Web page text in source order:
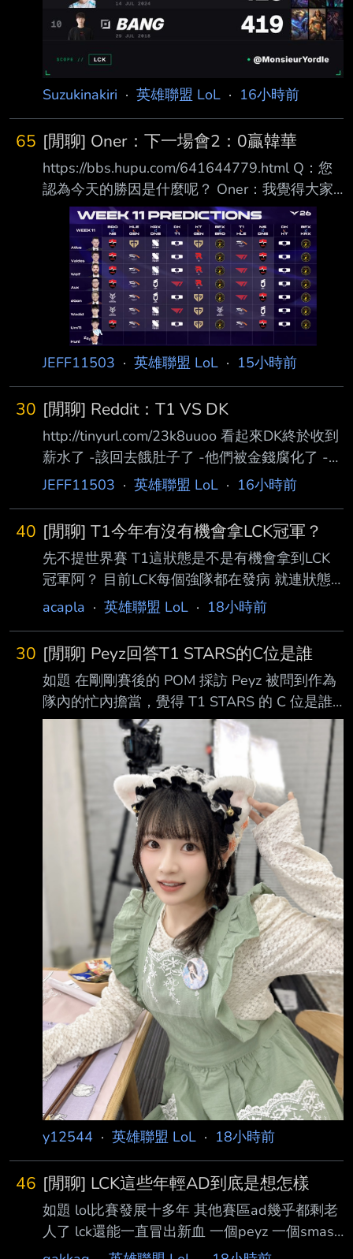
Suzukinakiri · 英雄聯盟 LoL · 16小時前
65 [閒聊] Oner：下一場會2：0贏韓華
https://bbs.hupu.com/641644779.html Q：您
認為今天的勝因是什麼呢？ Oner：我覺得大家
打得都很好，特別是下路非常主動、表現得太出
色了， 下路組打得很好。 Q：在第二局的BP
中，很多人應該都沒料到T1的最後一手會選出豬
女， 請問這個選擇是基於怎樣的判斷呢？
Oner：畢竟從我們陣容來看，感覺需要一個坦克
英雄，雖然最近在當前版本中 不算特別契合的
英雄，但無論在什麼版本中它都是可以出場的英
雄， 我一直都是這麼認為的，今天覺得機會很
JEFF11503 · 英雄聯盟 LoL · 15小時前
30 [閒聊] Reddit：T1 VS DK
http://tinyurl.com/23k8uuoo 看起來DK終於收到
薪水了 -該回去餓肚子了 -他們被金錢腐化了 -
Showmaker看起來變胖了，我就知道有問題 -是
個系列賽打太好了，感覺DK兩場都沒有任何機
會，他們今天到底怎麼了？ 對DK可以紀律性這
麼好？ --大概是T1今年狀態最好的時候 -T1過
去三年都是這樣的，只是DK選到錯的三個禮拜
喔對了，Peyz之前在GEN -他們豪賭選了Ruler
放掉Peyz，Peyz一定是未來，但是他們選擇短期
的
JEFF11503 · 英雄聯盟 LoL · 16小時前
40 [閒聊] T1今年有沒有機會拿LCK冠軍？
先不提世界賽 T1這狀態是不是有機會拿到LCK
冠軍阿？ 目前LCK每個強隊都在發病 就連狀態
好的DK都被0:2 下路Peyz目前看起來無人能敵
T1上次聯賽冠軍是S12春冠 夏冠更是要追溯到
S9雙冠那年= = --
acapla · 英雄聯盟 LoL · 18小時前
30 [閒聊] Peyz回答T1 STARS的C位是誰
如題 在剛剛賽後的 POM 採訪 Peyz 被問到作為
隊內的忙內擔當，覺得 T1 STARS 的 C 位是誰
他的回答是 「這問題很難回答。我們是職業選
手，所以還是專注在比賽上吧。」 --
https://i.imgur.com/ROoMKD3.jpeg
https://pbs.twimg.com/media/G5oohjna0AAEU
UD.jpg https://i.imgur.com/f940BRg.jpeg
https://pbs.twimg.com/media/G7fNb6Pa8AA64
y12544 · 英雄聯盟 LoL · 18小時前
46 [閒聊] LCK這些年輕AD到底是想怎樣
如題 lol比賽發展十多年 其他賽區ad幾乎都剩老
人了 lck還能一直冒出新血 一個peyz 一個smash
kt宮鬥完又不知道哪冒出來一個fenrir 還有